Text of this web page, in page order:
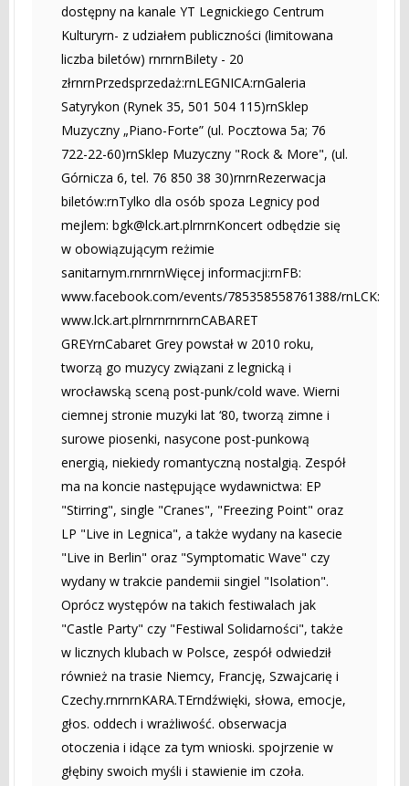
dostępny na kanale YT Legnickiego Centrum
Kulturyrn- z udziałem publiczności (limitowana
liczba biletów) rnrnrnBilety - 20
złrnrnPrzedsprzedaż:rnLEGNICA:rnGaleria
Satyrykon (Rynek 35, 501 504 115)rnSklep
Muzyczny „Piano-Forte” (ul. Pocztowa 5a; 76
722-22-60)rnSklep Muzyczny "Rock & More", (ul.
Górnicza 6, tel. 76 850 38 30)rnrnRezerwacja
biletów:rnTylko dla osób spoza Legnicy pod
mejlem: bgk@lck.art.plrnrnKoncert odbędzie się
w obowiązującym reżimie
sanitarnym.rnrnrnWięcej informacji:rnFB:
www.facebook.com/events/785358558761388/rnLCK:
www.lck.art.plrnrnrnrnrnCABARET
GREYrnCabaret Grey powstał w 2010 roku,
tworzą go muzycy związani z legnicką i
wrocławską sceną post-punk/cold wave. Wierni
ciemnej stronie muzyki lat ‘80, tworzą zimne i
surowe piosenki, nasycone post-punkową
energią, niekiedy romantyczną nostalgią. Zespół
ma na koncie następujące wydawnictwa: EP
"Stirring", single "Cranes", "Freezing Point" oraz
LP "Live in Legnica", a także wydany na kasecie
"Live in Berlin" oraz "Symptomatic Wave" czy
wydany w trakcie pandemii singiel "Isolation".
Oprócz występów na takich festiwalach jak
"Castle Party" czy "Festiwal Solidarności", także
w licznych klubach w Polsce, zespół odwiedził
również na trasie Niemcy, Francję, Szwajcarię i
Czechy.rnrnrnKARA.TErndźwięki, słowa, emocje,
głos. oddech i wrażliwość. obserwacja
otoczenia i idące za tym wnioski. spojrzenie w
głębiny swoich myśli i stawienie im czoła.